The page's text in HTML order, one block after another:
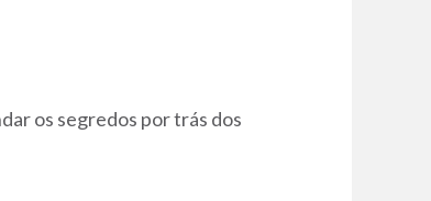
os segredos por trás dos